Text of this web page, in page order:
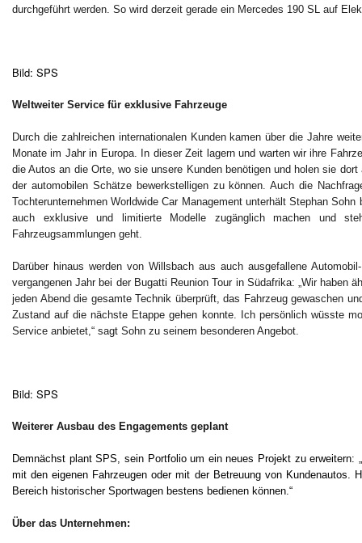
durchgeführt werden. So wird derzeit gerade ein Mercedes 190 SL auf
Bild: SPS
Weltweiter Service für exklusive Fahrzeuge
Durch die zahlreichen internationalen Kunden kamen über die Jahre
Monate im Jahr in Europa. In dieser Zeit lagern und warten wir ihre
die Autos an die Orte, wo sie unsere Kunden benötigen und holen sie
der automobilen Schätze bewerkstelligen zu können. Auch die
Tochterunternehmen Worldwide Car Management unterhält Stephan
auch exklusive und limitierte Modelle zugänglich machen und
Fahrzeugsammlungen geht.
Darüber hinaus werden von Willsbach aus auch ausgefallene
vergangenen Jahr bei der Bugatti Reunion Tour in Südafrika: „Wir
jeden Abend die gesamte Technik überprüft, das Fahrzeug gewaschen
Zustand auf die nächste Etappe gehen konnte. Ich persönlich wüsste
Service anbietet,“ sagt Sohn zu seinem besonderen Angebot.
Bild: SPS
Weiterer Ausbau des Engagements geplant
Demnächst plant SPS, sein Portfolio um ein neues Projekt zu
mit den eigenen Fahrzeugen oder mit der Betreuung von Kundenautos.
Bereich historischer Sportwagen bestens bedienen können.“
Über das Unternehmen: